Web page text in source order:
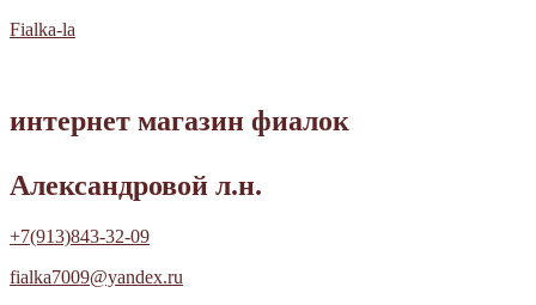
Fialka-la
интернет магазин фиалок
Александровой л.н.
+7(913)843-32-09
fialka7009@yandex.ru